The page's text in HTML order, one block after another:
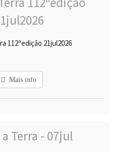
112ªedição 21jul2026
Mais info